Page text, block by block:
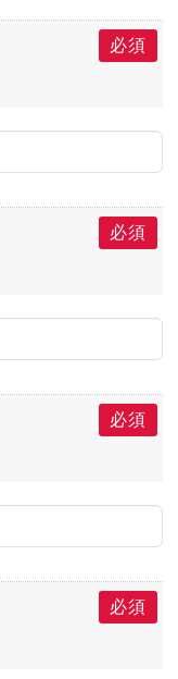
必須
必須
必須
必須